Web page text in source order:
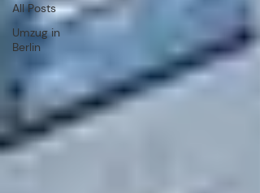
All Posts
Umzug in
Berlin